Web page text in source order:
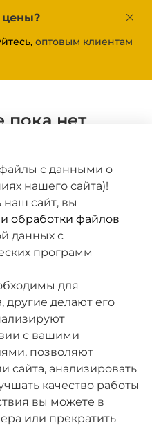
цены?
оптовым клиентам
пока нет
с данными о
нашего сайта)!
наш сайт, вы
обработки файлов
данных с
программ
для
другие делают его
с вашими
позволяют
сайта, анализировать
качество работы
вы можете в
или прекратить